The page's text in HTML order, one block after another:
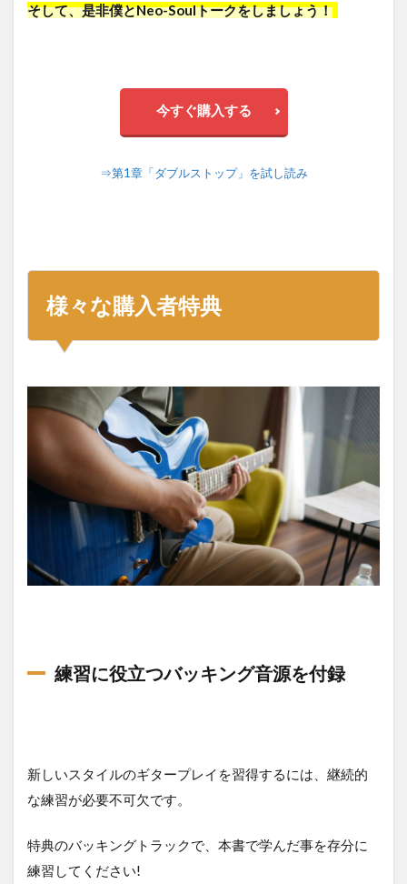
そして、是非僕とNeo-Soulトークをしましょう！
今すぐ購入する
⇒第1章「ダブルストップ」を試し読み
様々な購入者特典
練習に役立つバッキング音源を付録
新しいスタイルのギタープレイを習得するには、継続的
な練習が必要不可欠です。
特典のバッキングトラックで、本書で学んだ事を存分に
練習してください!